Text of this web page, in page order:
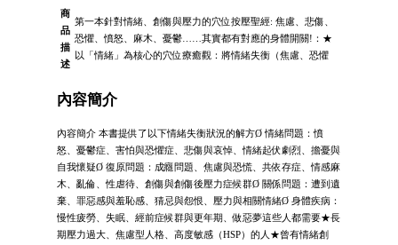
商
品
描
述
第一本針對情緒、創傷與壓力的穴位按壓聖經: 焦慮、悲傷、
恐懼、憤怒、麻木、憂鬱……其實都有對應的身體開關!：★
以「情緒」為核心的穴位療癒觀：將情緒失衡（焦慮、恐懼
內容簡介
內容簡介 本書提供了以下情緒失衡狀況的解方Ø 情緒問題：憤
怒、憂鬱症、害怕與恐懼症、悲傷與哀悼、情緒起伏劇烈、擔憂與
自我懷疑Ø 復原問題：成癮問題、焦慮與恐慌、共依存症、情感麻
木、亂倫、性虐待、創傷與創傷後壓力症候群Ø 關係問題：遭到遺
棄、罪惡感與羞恥感、猜忌與怨恨、壓力與相關情緒Ø 身體疾病：
慢性疲勞、失眠、經前症候群與更年期、做惡夢這些人都需要★長
期壓力過大、焦慮型人格、高度敏感（HSP）的人★曾有情緒創